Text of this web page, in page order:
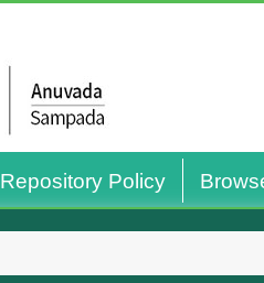
Repository Policy